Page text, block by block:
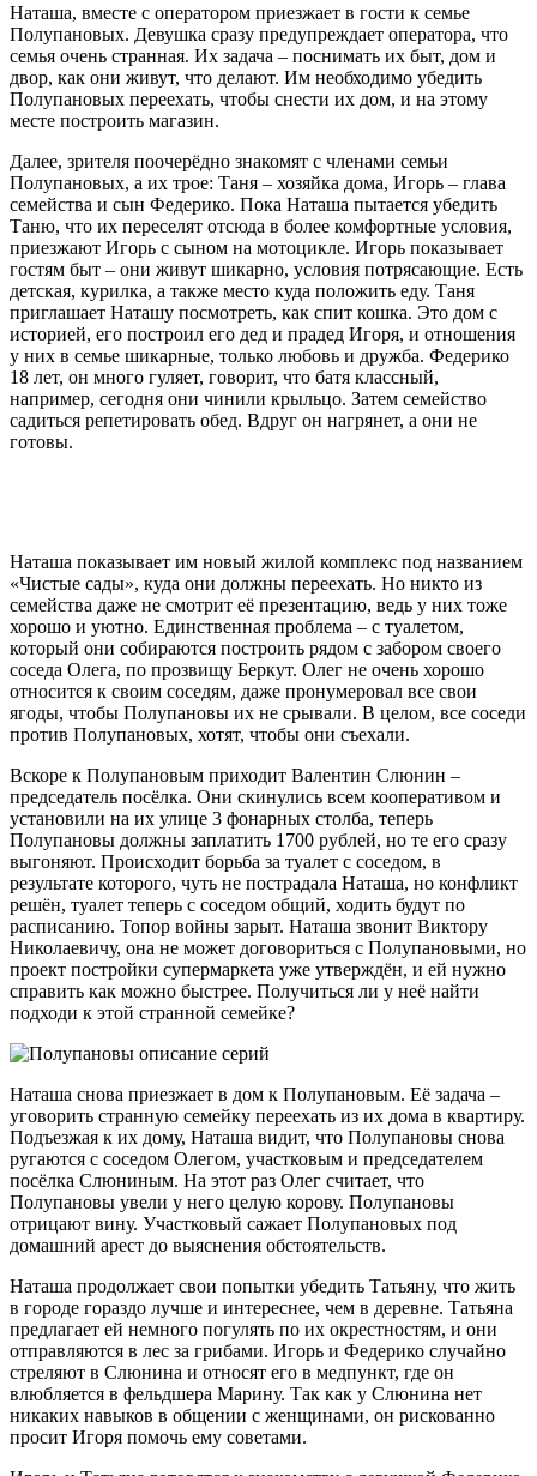
Наташа, вместе с оператором приезжает в гости к семье
Полупановых. Девушка сразу предупреждает оператора, что
семья очень странная. Их задача – поснимать их быт, дом и
двор, как они живут, что делают. Им необходимо убедить
Полупановых переехать, чтобы снести их дом, и на этому
месте построить магазин.
Далее, зрителя поочерёдно знакомят с членами семьи
Полупановых, а их трое: Таня – хозяйка дома, Игорь – глава
семейства и сын Федерико. Пока Наташа пытается убедить
Таню, что их переселят отсюда в более комфортные условия,
приезжают Игорь с сыном на мотоцикле. Игорь показывает
гостям быт – они живут шикарно, условия потрясающие. Есть
детская, курилка, а также место куда положить еду. Таня
приглашает Наташу посмотреть, как спит кошка. Это дом с
историей, его построил его дед и прадед Игоря, и отношения
у них в семье шикарные, только любовь и дружба. Федерико
18 лет, он много гуляет, говорит, что батя классный,
например, сегодня они чинили крыльцо. Затем семейство
садиться репетировать обед. Вдруг он нагрянет, а они не
готовы.
Наташа показывает им новый жилой комплекс под названием
«Чистые сады», куда они должны переехать. Но никто из
семейства даже не смотрит её презентацию, ведь у них тоже
хорошо и уютно. Единственная проблема – с туалетом,
который они собираются построить рядом с забором своего
соседа Олега, по прозвищу Беркут. Олег не очень хорошо
относится к своим соседям, даже пронумеровал все свои
ягоды, чтобы Полупановы их не срывали. В целом, все соседи
против Полупановых, хотят, чтобы они съехали.
Вскоре к Полупановым приходит Валентин Слюнин –
председатель посёлка. Они скинулись всем кооперативом и
установили на их улице 3 фонарных столба, теперь
Полупановы должны заплатить 1700 рублей, но те его сразу
выгоняют. Происходит борьба за туалет с соседом, в
результате которого, чуть не пострадала Наташа, но конфликт
решён, туалет теперь с соседом общий, ходить будут по
расписанию. Топор войны зарыт. Наташа звонит Виктору
Николаевичу, она не может договориться с Полупановыми, но
проект постройки супермаркета уже утверждён, и ей нужно
справить как можно быстрее. Получиться ли у неё найти
подходи к этой странной семейке?
Наташа снова приезжает в дом к Полупановым. Её задача –
уговорить странную семейку переехать из их дома в квартиру.
Подъезжая к их дому, Наташа видит, что Полупановы снова
ругаются с соседом Олегом, участковым и председателем
посёлка Слюниным. На этот раз Олег считает, что
Полупановы увели у него целую корову. Полупановы
отрицают вину. Участковый сажает Полупановых под
домашний арест до выяснения обстоятельств.
Наташа продолжает свои попытки убедить Татьяну, что жить
в городе гораздо лучше и интереснее, чем в деревне. Татьяна
предлагает ей немного погулять по их окрестностям, и они
отправляются в лес за грибами. Игорь и Федерико случайно
стреляют в Слюнина и относят его в медпункт, где он
влюбляется в фельдшера Марину. Так как у Слюнина нет
никаких навыков в общении с женщинами, он рискованно
просит Игоря помочь ему советами.